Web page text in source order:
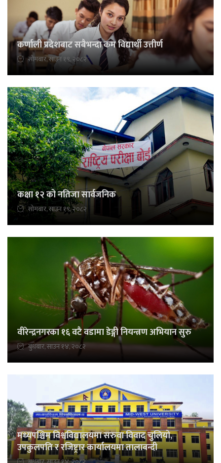
कर्णाली प्रदेशबाट सबैभन्दा कम विद्यार्थी उत्तीर्ण
सोमबार, साउन १९, २०८२
कक्षा १२ को नतिजा सार्वजनिक
सोमबार, साउन १९, २०८२
वीरेन्द्रनगरका १६ वटै वडामा डेङ्गी नियन्त्रण अभियान सुरु
बुधबार, साउन १४, २०८२
मध्यपश्चिम विश्वविद्यालयमा सरुवा विवाद चुलियो,
उपकुलपति र रजिष्ट्रार कार्यालयमा तालाबन्दी